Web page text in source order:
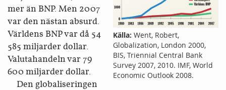
Källa: Went, Robert,
Globalization, London 2000,
BIS, Triennial Central Bank
Survey 2007, 2010. IMF, World
Economic Outlook 2008.
mer än BNP. Men 2007
var den nästan absurd.
Världens BNP var då 54
585 miljarder dollar.
Valutahandeln var 79
600 miljarder dollar.
Den globaliseringen